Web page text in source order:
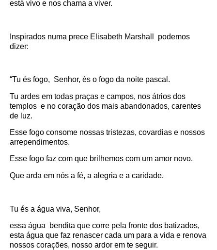
está vivo e nos chama a viver.
Inspirados numa prece Elisabeth Marshall podemos
dizer:
“Tu és fogo, Senhor, és o fogo da noite pascal.
Tu ardes em todas praças e campos, nos átrios dos
templos e no coração dos mais abandonados, carentes
de luz.
Esse fogo consome nossas tristezas, covardias e nossos
arrependimentos.
Esse fogo faz com que brilhemos com um amor novo.
Que arda em nós a fé, a alegria e a caridade.
Tu és a água viva, Senhor,
essa água bendita que corre pela fronte dos batizados,
esta água que faz renascer cada um para a vida e renova
nossos corações, nosso ardor em te seguir.